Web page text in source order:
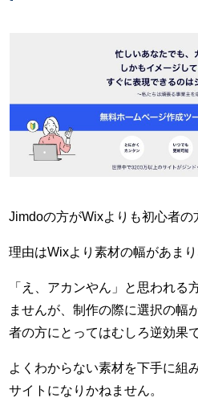
Jimdoの方がWixよりも初心者の
理由はWixより素材の幅があまり
「え、アカンやん」と思われる
ませんが、制作の際に選択の幅
者の方にとってはむしろ逆効果で
よくわからない素材を下手に組
サイトになりかねません。